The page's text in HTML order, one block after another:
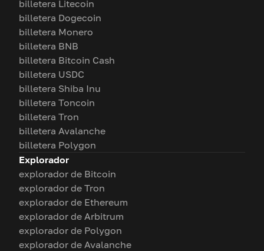
billetera Litecoin
billetera Dogecoin
billetera Monero
billetera BNB
billetera Bitcoin Cash
billetera USDC
billetera Shiba Inu
billetera Toncoin
billetera Tron
billetera Avalanche
billetera Polygon
Explorador
explorador de Bitcoin
explorador de Tron
explorador de Ethereum
explorador de Arbitrum
explorador de Polygon
explorador de Avalanche